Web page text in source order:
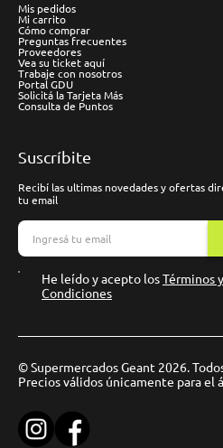
Mis pedidos
Mi carrito
Cómo comprar
Preguntas frecuentes
Proveedores
Vea su ticket aquí
Trabaje con nosotros
Portal GDU
Solicitá la Tarjeta Más
Consulta de Puntos
Suscríbite
Recibí las ultimas novedades y ofertas
tu email
He leído y acepto losTérminos y
Condiciones
© Supermercados Geant 2026.
Precios válidos únicamente para el